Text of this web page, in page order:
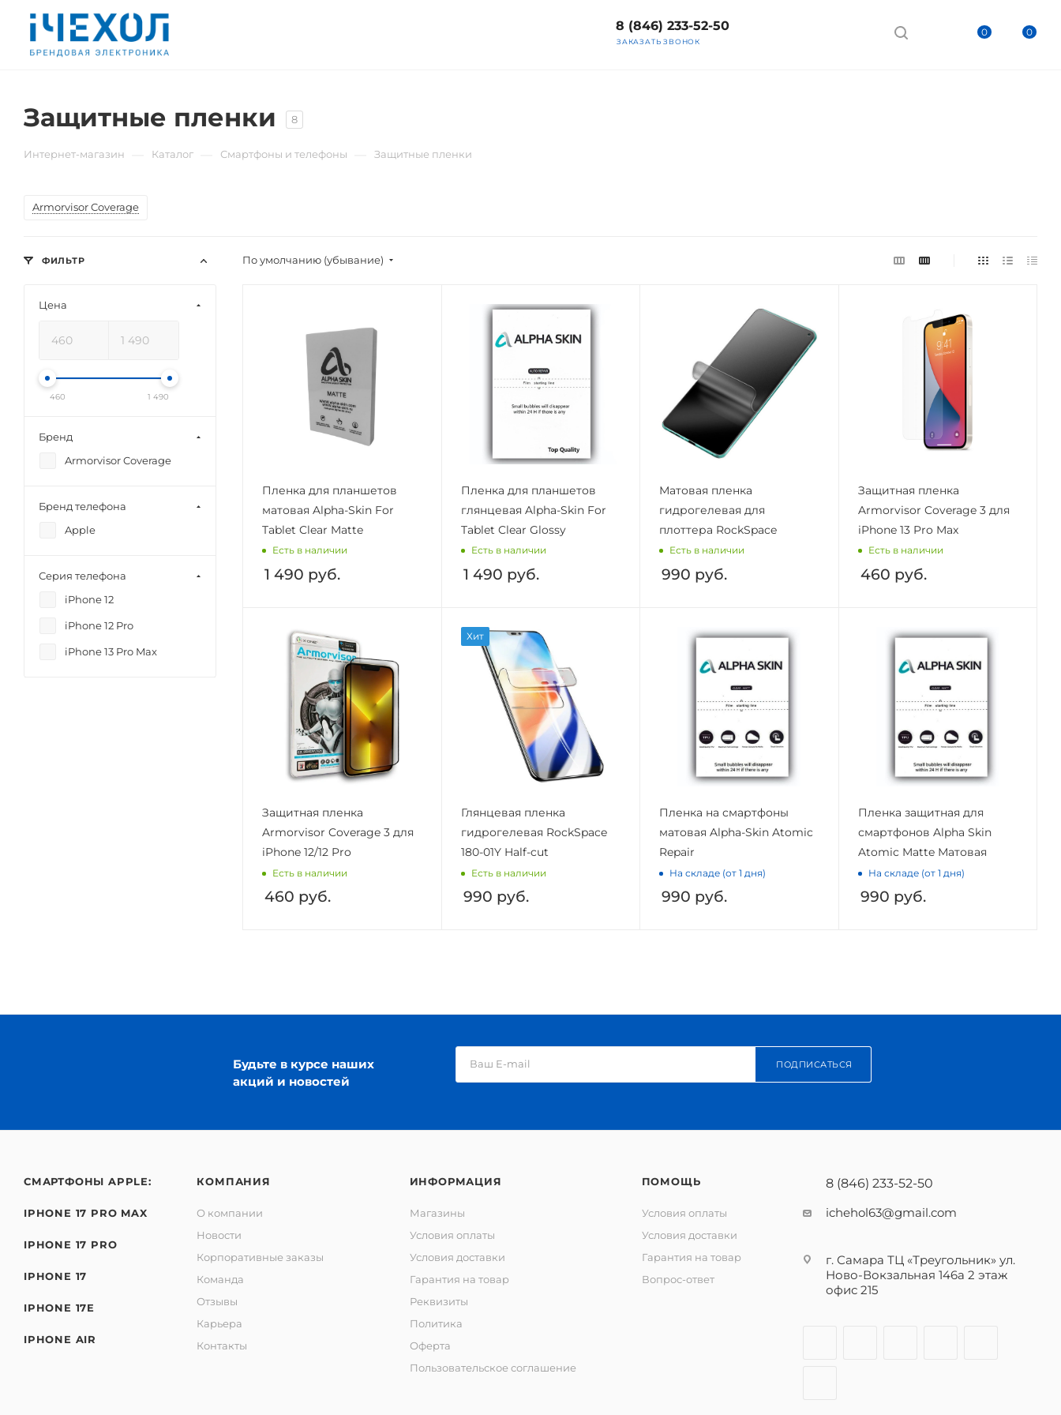
0 0
8 (846) 233-52-50
ЗАКАЗАТЬ ЗВОНОК
Защитные пленки 8
Интернет-магазин Каталог Смартфоны и телефоны Защитные пленки
Armorvisor Coverage
По умолчанию (убывание)
Пленка для планшетов
матовая Alpha-Skin For
Tablet Clear Matte
Есть в наличии
1 490 руб.
Пленка для планшетов
глянцевая Alpha-Skin For
Tablet Clear Glossy
Есть в наличии
1 490 руб.
Матовая пленка
гидрогелевая для
плоттера RockSpace
Есть в наличии
990 руб.
Защитная пленка
Armorvisor Coverage 3 для
iPhone 13 Pro Max
Есть в наличии
460 руб.
Защитная пленка
Armorvisor Coverage 3 для
iPhone 12/12 Pro
Есть в наличии
460 руб.
Хит
Глянцевая пленка
гидрогелевая RockSpace
180-01Y Half-cut
Есть в наличии
990 руб.
Пленка на смартфоны
матовая Alpha-Skin Atomic
Repair
На складе (от 1 дня)
990 руб.
Пленка защитная для
смартфонов Alpha Skin
Atomic Matte Матовая
На складе (от 1 дня)
990 руб.
ФИЛЬТР
Цена
460 1 490
Бренд
Armorvisor Coverage
Бренд телефона
Apple
Серия телефона
iPhone 12
iPhone 12 Pro
iPhone 13 Pro Max
Будьте в курсе наших
акций и новостей
ПОДПИСАТЬСЯ
СМАРТФОНЫ APPLE:
IPHONE 17 PRO MAX
IPHONE 17 PRO
IPHONE 17
IPHONE 17E
IPHONE AIR
КОМПАНИЯ
О компании
Новости
Корпоративные заказы
Команда
Отзывы
Карьера
Контакты
ИНФОРМАЦИЯ
Магазины
Условия оплаты
Условия доставки
Гарантия на товар
Реквизиты
Политика
Оферта
Пользовательское соглашение
ПОМОЩЬ
Условия оплаты
Условия доставки
Гарантия на товар
Вопрос-ответ
8 (846) 233-52-50
ichehol63@gmail.com
г. Самара ТЦ «Треугольник» ул.
Ново-Вокзальная 146а 2 этаж
офис 215